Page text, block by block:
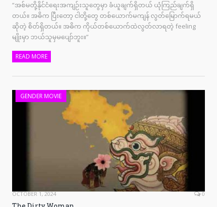
“အစ်မတို့နိုင်ငံရေးအကျဉ်းသူတွေမှာ ခံယူချက်ရှိတယ် ယုံကြည်ချက်ရှိ
တယ်။ အဓိက ပြီးတော့ ငါတို့တွေ တစ်ယောက်မကျန် လွတ်မြောက်ရမယ်
ဆိုတဲ့ စိတ်ရှိတယ်။ အဓိက ကိုယ်တစ်ယောက်ထဲလွတ်လာရတဲ့ feeling
မျိုးမှာ ဘယ်သူမှမပျော်ဘူး။”
READ MORE
GENDER MOVIE
OCTOBER 1, 2024 0